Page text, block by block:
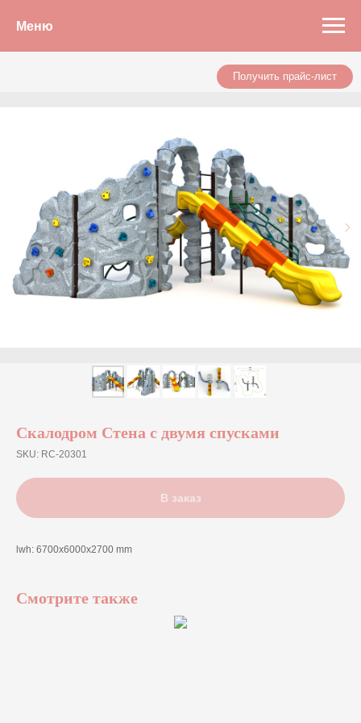
Меню
Получить прайс-лист
Скалодром Стена с двумя спусками
SKU: RC-20301
В заказ
lwh: 6700x6000x2700 mm
Смотрите также